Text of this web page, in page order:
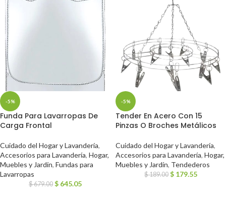
-5%
Funda Para Lavarropas De
Carga Frontal
Cuidado del Hogar y Lavandería,
Accesorios para Lavandería, Hogar,
Muebles y Jardín, Fundas para
Lavarropas
$679.00 $ 645.05
-5%
Tender En Acero Con 15
Pinzas O Broches Metálicos
Cuidado del Hogar y Lavandería,
Accesorios para Lavandería, Hogar,
Muebles y Jardín, Tendederos
$189.00 $ 179.55